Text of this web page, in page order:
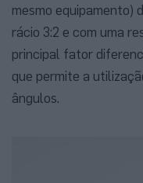
mesmo equipamento)
rácio 3:2 e com uma
principal fator
que permite a
ângulos.